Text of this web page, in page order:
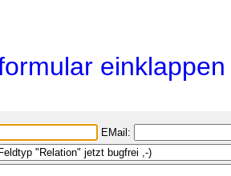
einklappen
EMail: